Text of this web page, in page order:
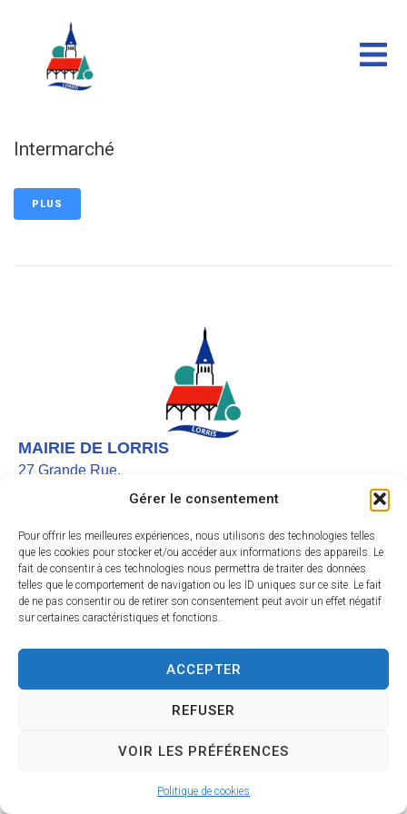
Gérer le consentement
Pour offrir les meilleures expériences, nous utilisons des technologies telles
que les cookies pour stocker et/ou accéder aux informations des appareils. Le
fait de consentir à ces technologies nous permettra de traiter des données
telles que le comportement de navigation ou les ID uniques sur ce site. Le fait
de ne pas consentir ou de retirer son consentement peut avoir un effet négatif
sur certaines caractéristiques et fonctions.
ACCEPTER
REFUSER
VOIR LES PRÉFÉRENCES
Politique de cookies
Intermarché
PLUS
MAIRIE DE LORRIS
27 Grande Rue,
Nous contacter
Instagram
Facebook
Le lundi et vendredi de 9h à 12h
Du mardi au jeudi de 9h à 12h et de 13h30 à 17h
Mentions légalesPlan du siteConfidentialité